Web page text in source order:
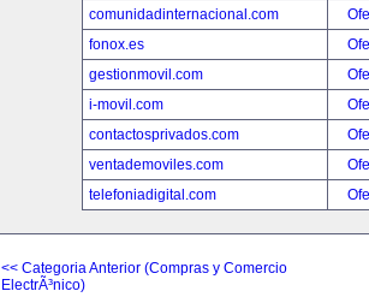
comunidadinternacional.com
fonox.es
gestionmovil.com
i-movil.com
contactosprivados.com
ventademoviles.com
telefoniadigital.com
<< Categoria Anterior (Compras y Comercio
ElectrÃ³nico)